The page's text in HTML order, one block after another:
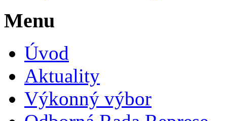
Menu
Úvod
Aktuality
Výkonný výbor